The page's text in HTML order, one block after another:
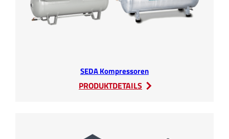
SEDA Kompressoren
PRODUKTDETAILS
: